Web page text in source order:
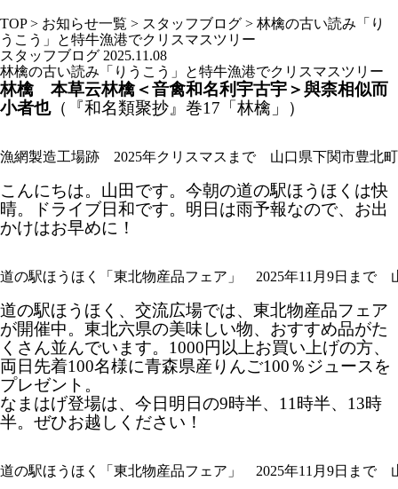
TOP> お知らせ一覧 > スタッフブログ > 林檎の古い読み「り
うこう」と特牛漁港でクリスマスツリー
スタッフブログ 2025.11.08
林檎の古い読み「りうこう」と特牛漁港でクリスマスツリー
林檎 本草云林檎＜音禽和名利宇古宇＞與柰相似而
小者也（『和名類聚抄』巻17「林檎」）
漁網製造工場跡 2025年クリスマスまで 山口県下関市豊北
こんにちは。山田です。今朝の道の駅ほうほくは快
晴。ドライブ日和です。明日は雨予報なので、お出
かけはお早めに！
道の駅ほうほく「東北物産品フェア」 2025年11月9日まで
道の駅ほうほく、交流広場では、東北物産品フェア
が開催中。東北六県の美味しい物、おすすめ品がた
くさん並んでいます。1000円以上お買い上げの方、
両日先着100名様に青森県産りんご100％ジュースを
プレゼント。
なまはげ登場は、今日明日の9時半、11時半、13時
半。ぜひお越しください！
道の駅ほうほく「東北物産品フェア」 2025年11月9日まで